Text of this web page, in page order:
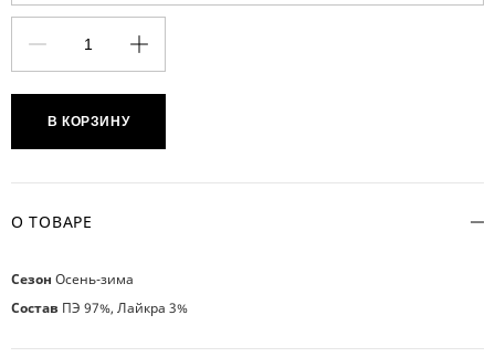
В КОРЗИНУ
О ТОВАРЕ
Сезон Осень-зима
Состав ПЭ 97%, Лайкра 3%